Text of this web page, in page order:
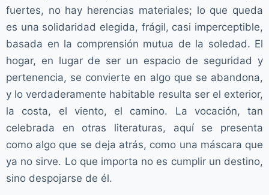
fuertes, no hay herencias materiales; lo que queda
es una solidaridad elegida, frágil, casi imperceptible,
basada en la comprensión mutua de la soledad. El
hogar, en lugar de ser un espacio de seguridad y
pertenencia, se convierte en algo que se abandona,
y lo verdaderamente habitable resulta ser el exterior,
la costa, el viento, el camino. La vocación, tan
celebrada en otras literaturas, aquí se presenta
como algo que se deja atrás, como una máscara que
ya no sirve. Lo que importa no es cumplir un destino,
sino despojarse de él.